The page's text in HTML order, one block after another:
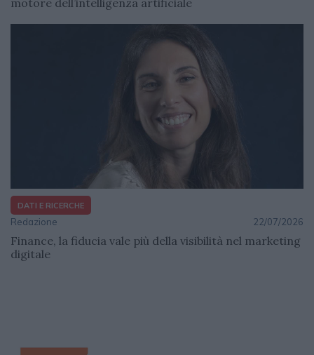
DATI E RICERCHE
Redazione 22/07/2026
Finance, la fiducia vale più della visibilità nel marketing
digitale